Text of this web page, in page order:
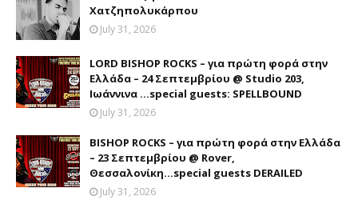
Χατζηπολυκάρπου
July 31, 2026
LORD BISHOP ROCKS – για πρώτη φορά στην
Ελλάδα – 24 Σεπτεμβρίου @ Studio 203,
Ιωάννινα …special guests: SPELLBOUND
July 31, 2026
BISHOP ROCKS – για πρώτη φορά στην Ελλάδα
– 23 Σεπτεμβρίου @ Rover,
Θεσσαλονίκη...special guests DERAILED
July 31, 2026